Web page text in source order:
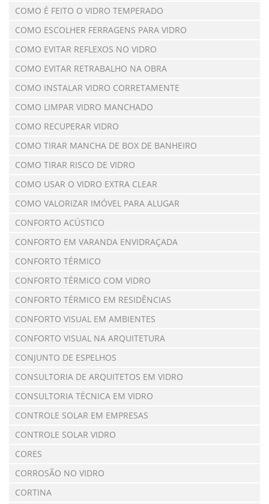
COMO É FEITO O VIDRO TEMPERADO
COMO ESCOLHER FERRAGENS PARA VIDRO
COMO EVITAR REFLEXOS NO VIDRO
COMO EVITAR RETRABALHO NA OBRA
COMO INSTALAR VIDRO CORRETAMENTE
COMO LIMPAR VIDRO MANCHADO
COMO RECUPERAR VIDRO
COMO TIRAR MANCHA DE BOX DE BANHEIRO
COMO TIRAR RISCO DE VIDRO
COMO USAR O VIDRO EXTRA CLEAR
COMO VALORIZAR IMÓVEL PARA ALUGAR
CONFORTO ACÚSTICO
CONFORTO EM VARANDA ENVIDRAÇADA
CONFORTO TÉRMICO
CONFORTO TÉRMICO COM VIDRO
CONFORTO TÉRMICO EM RESIDÊNCIAS
CONFORTO VISUAL EM AMBIENTES
CONFORTO VISUAL NA ARQUITETURA
CONJUNTO DE ESPELHOS
CONSULTORIA DE ARQUITETOS EM VIDRO
CONSULTORIA TÉCNICA EM VIDRO
CONTROLE SOLAR EM EMPRESAS
CONTROLE SOLAR VIDRO
CORES
CORROSÃO NO VIDRO
CORTINA